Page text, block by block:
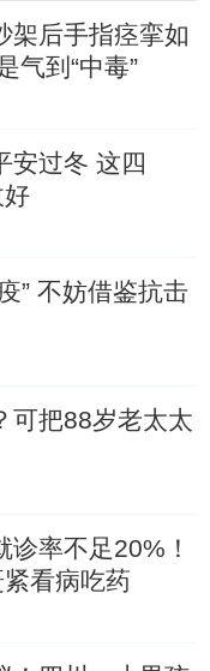
架后手指痉挛如
气到“中毒”
安过冬 这四
好
” 不妨借鉴抗击
可把88岁老太太
诊率不足20%！
紧看病吃药